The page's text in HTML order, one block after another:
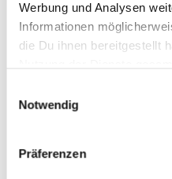
Werbung und Analysen
Informationen
die Du ihnen bereitgestellt
Notwendig
Präferenzen
EMPLOI DU
TEMPS